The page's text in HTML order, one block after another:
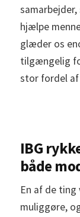
hjælpe
glæder os
tilgængelig
stor fordel af
IBG
både
En af de
muliggøre,